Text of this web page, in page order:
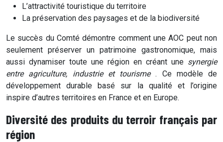
L’attractivité touristique du territoire
La préservation des paysages et de la biodiversité
Le succès du Comté démontre comment une AOC peut non
seulement préserver un patrimoine gastronomique, mais
aussi dynamiser toute une région en créant une synergie
entre agriculture, industrie et tourisme. Ce modèle de
développement durable basé sur la qualité et l’origine
inspire d’autres territoires en France et en Europe.
Diversité des produits du terroir français par
région